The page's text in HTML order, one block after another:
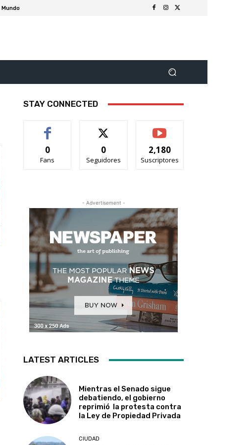
Mundo
STAY CONNECTED
0
Fans
0
Seguidores
2,180
Suscriptores
- Advertisement -
LATEST ARTICLES
Mientras el Senado sigue
debatiendo, el gobierno
reprimió la protesta contra
la Ley de Propiedad Privada
CIUDAD